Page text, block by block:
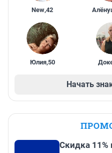
New,42
Юлия,50
Начать
Скидка 11%